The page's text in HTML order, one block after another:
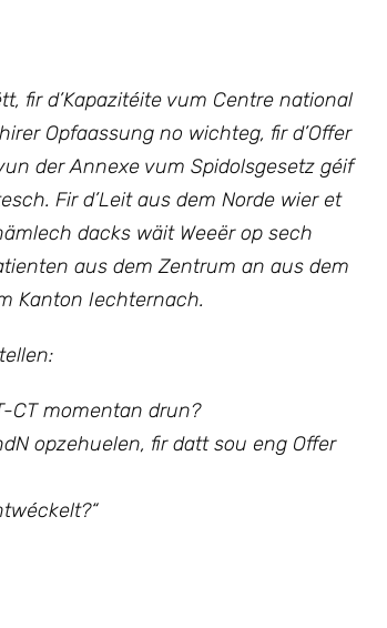
fir d’Kapazitéite vum Centre national
Opfaassung no wichteg, fir d’Offer
der Annexe vum Spidolsgesetz géif
Fir d’Leit aus dem Norde wier et
dacks wäit Weeër op sech
aus dem Zentrum an aus dem
Kanton Iechternach.
CT momentan drun?
opzehuelen, fir datt sou eng Offer